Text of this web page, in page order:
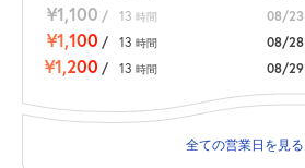
¥1,100 / 13 時間 08/23
¥1,100 / 13 時間 08/28
¥1,200 / 13 時間 08/29
全ての営業日を見る